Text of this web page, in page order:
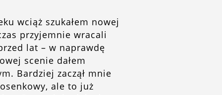
wciąż szukałem nowej
przyjemnie wracali
lat – w naprawdę
scenie dałem
Bardziej zaczął mnie
ale to już